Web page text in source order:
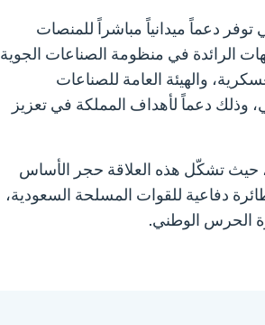
دعماً ميدانياً مباشراً للمنصات
الرائدة في منظومة الصناعات الجوية
والهيئة العامة للصناعات
وذلك دعماً لأهداف المملكة في تعزيز
شراكة بوينج مع القوات الجوية الملكية السعودية إلى عام 1978، حيث تشكّل هذه العلاقة حجر الأساس
دفاعية طويلة الأمد. وسلّمت بوينج حتى اليوم أكثر من 400 طائرة دفاعية للقوات المسلحة السعودية،
الحرس الوطني.